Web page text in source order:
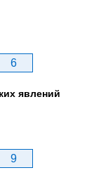
6
явлений
9